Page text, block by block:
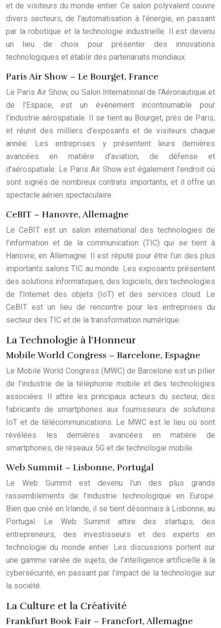
et de visiteurs du monde entier. Ce salon polyvalent couvre
divers secteurs, de l’automatisation à l’énergie, en passant
par la robotique et la technologie industrielle. Il est devenu
un lieu de choix pour présenter des innovations
technologiques et établir des partenariats mondiaux.
Paris Air Show – Le Bourget, France
Le Paris Air Show, ou Salon International de l’Aéronautique et
de l’Espace, est un événement incontournable pour
l’industrie aérospatiale. Il se tient au Bourget, près de Paris,
et réunit des milliers d’exposants et de visiteurs chaque
année. Les entreprises y présentent leurs dernières
avancées en matière d’aviation, de défense et
d’aérospatiale. Le Paris Air Show est également l’endroit où
sont signés de nombreux contrats importants, et il offre un
spectacle aérien spectaculaire.
CeBIT – Hanovre, Allemagne
Le CeBIT est un salon international des technologies de
l’information et de la communication (TIC) qui se tient à
Hanovre, en Allemagne. Il est réputé pour être l’un des plus
importants salons TIC au monde. Les exposants présentent
des solutions informatiques, des logiciels, des technologies
de l’Internet des objets (IoT) et des services cloud. Le
CeBIT est un lieu de rencontre pour les entreprises du
secteur des TIC et de la transformation numérique.
La Technologie à l’Honneur
Mobile World Congress – Barcelone, Espagne
Le Mobile World Congress (MWC) de Barcelone est un pilier
de l’industrie de la téléphonie mobile et des technologies
associées. Il attire les principaux acteurs du secteur, des
fabricants de smartphones aux fournisseurs de solutions
IoT et de télécommunications. Le MWC est le lieu où sont
révélées les dernières avancées en matière de
smartphones, de réseaux 5G et de technologie mobile.
Web Summit – Lisbonne, Portugal
Le Web Summit est devenu l’un des plus grands
rassemblements de l’industrie technologique en Europe.
Bien que créé en Irlande, il se tient désormais à Lisbonne, au
Portugal. Le Web Summit attire des startups, des
entrepreneurs, des investisseurs et des experts en
technologie du monde entier. Les discussions portent sur
une gamme variée de sujets, de l’intelligence artificielle à la
cybersécurité, en passant par l’impact de la technologie sur
la société.
La Culture et la Créativité
Frankfurt Book Fair – Francfort, Allemagne